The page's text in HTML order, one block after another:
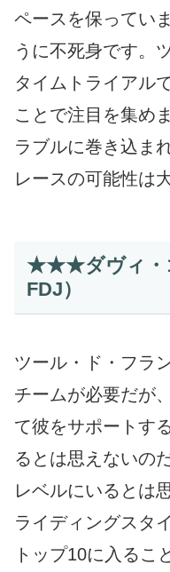
ペースを保ってい
うに不死身です。
タイムトライアル
ことで注目を集め
ラブルに巻き込ま
レースの可能性は
★★★ダヴィ・
FDJ）
ツール・ド・フラ
チームが必要だが
て彼をサポートす
るとは思えないの
レベルにいるとは
ライディングスタ
トップ10に入るこ